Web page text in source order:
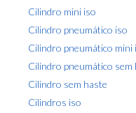
Cilindro mini iso
Cilindro pneumático iso
Cilindro pneumático mini
Cilindro pneumático sem
Cilindro sem haste
Cilindros iso